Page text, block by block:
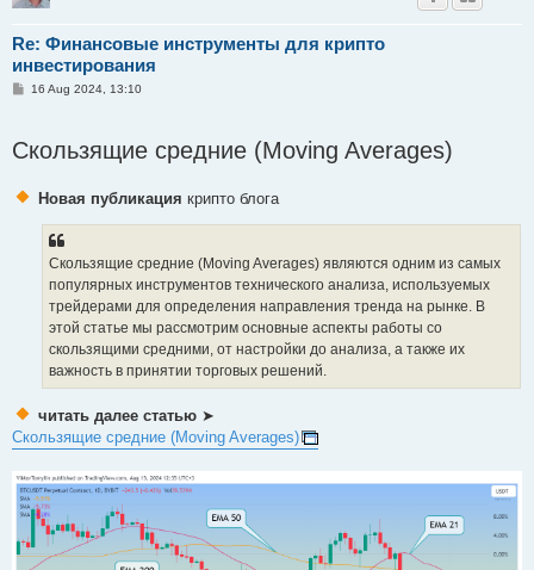
Re: Финансовые инструменты для крипто
инвестирования
P16 Aug 2024, 13:10
Скользящие средние (Moving Averages)
Новая публикация крипто блога
Скользящие средние (Moving Averages) являются одним из самых
популярных инструментов технического анализа, используемых
трейдерами для определения направления тренда на рынке. В
этой статье мы рассмотрим основные аспекты работы со
скользящими средними, от настройки до анализа, а также их
важность в принятии торговых решений.
читать далее статью ➤
Скользящие средние (Moving Averages)